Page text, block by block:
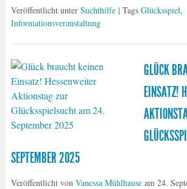
Veröffentlicht unter Suchthilfe | Tags Glücksspiel,
Informationsveranstaltung
GLÜCK
EINSATZ!
SEPTEMBER 2025
Veröffentlicht von Vanessa Mühlhauseam 24.